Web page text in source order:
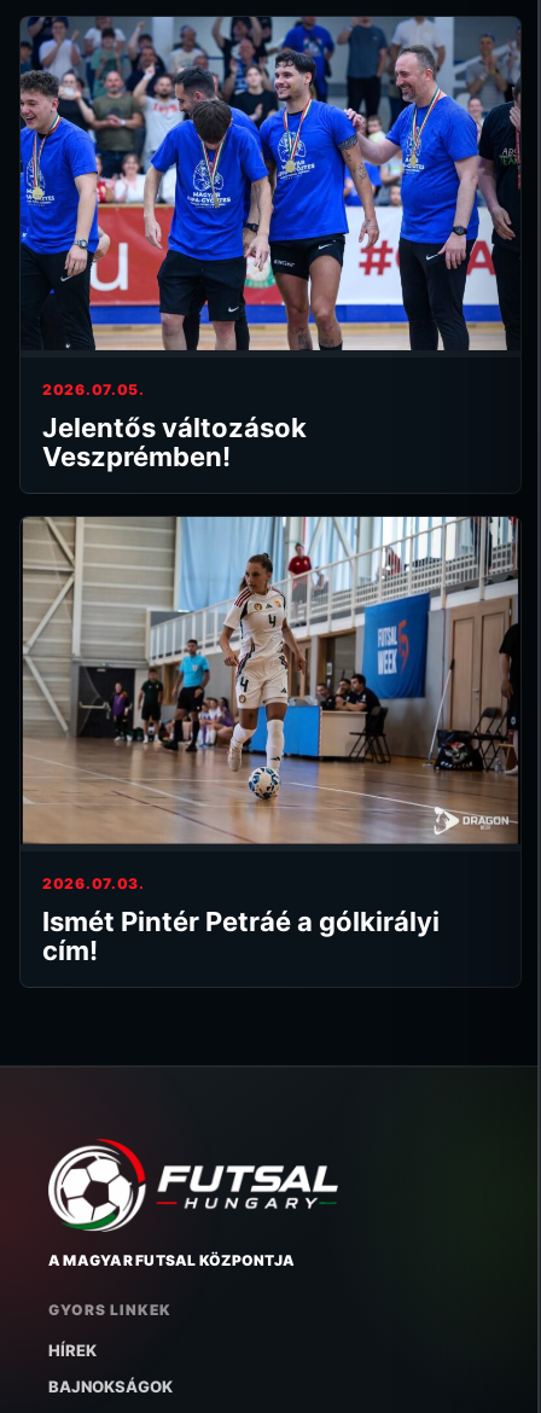
2026.07.05.
Jelentős változások
Veszprémben!
2026.07.03.
Ismét Pintér Petráé a gólkirályi
cím!
A MAGYAR FUTSAL KÖZPONTJA
GYORS LINKEK
HÍREK
BAJNOKSÁGOK